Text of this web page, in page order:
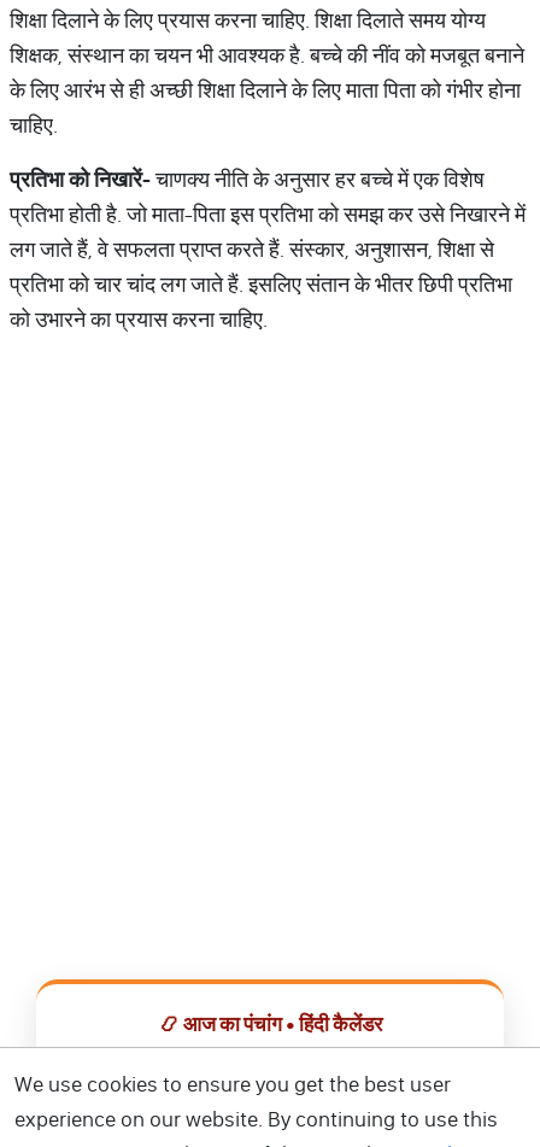
शिक्षा दिलाने के लिए प्रयास करना चाहिए. शिक्षा दिलाते समय योग्य
शिक्षक, संस्थान का चयन भी आवश्यक है. बच्चे की नींव को मजबूत बनाने
के लिए आरंभ से ही अच्छी शिक्षा दिलाने के लिए माता पिता को गंभीर होना
चाहिए.
प्रतिभाकोनिखारें-चाणक्य नीति के अनुसार हर बच्चे में एक विशेष
प्रतिभा होती है. जो माता-पिता इस प्रतिभा को समझ कर उसे निखारने में
लग जाते हैं, वे सफलता प्राप्त करते हैं. संस्कार, अनुशासन, शिक्षा से
प्रतिभा को चार चांद लग जाते हैं. इसलिए संतान के भीतर छिपी प्रतिभा
को उभारने का प्रयास करना चाहिए.
📿 आज का पंचांग • हिंदी कैलेंडर
📅 हिंदी कैलेंडर ऐप डाउनलोड करें
We use cookies to ensure you get the best user
experience on our website. By continuing to use this